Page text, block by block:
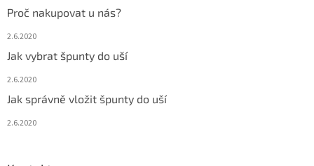
Proč nakupovat u nás?
2.6.2020
Jak vybrat špunty do uší
2.6.2020
Jak správně vložit špunty do uší
2.6.2020